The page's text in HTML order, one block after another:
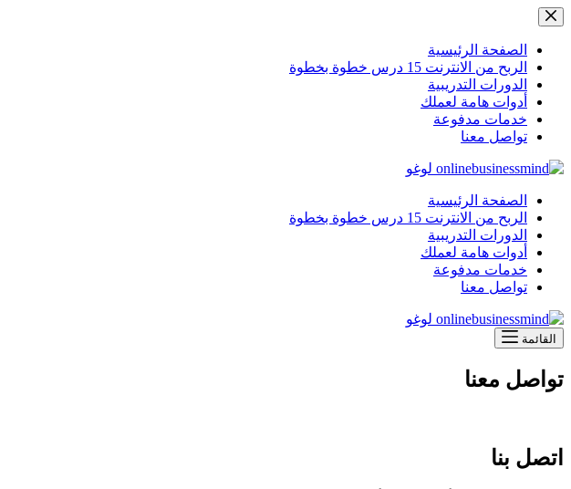
التجاوز
المحتوىالصفحة الرئيسية
الربح من الانترنت 15 درس خطوة بخطوة
الدورات التدريبية
أدوات هامة لعملك
خدمات مدفوعة
تواصل معنا
الصفحة الرئيسية
الربح من الانترنت 15 درس خطوة بخطوة
الدورات التدريبية
أدوات هامة لعملك
خدمات مدفوعة
تواصل معنا
القائمة
تواصل معنا
اتصل بنا